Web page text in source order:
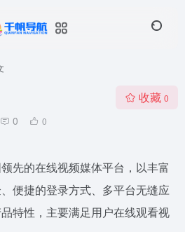
0 0
收藏 0
先的在线视频媒体平台，以丰富
便捷的登录方式、多平台无缝应
特性，主要满足用户在线观看视